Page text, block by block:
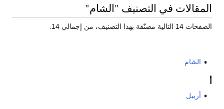
المقالات في التصنيف "الشام"
الصفحات 14 التالية مصنّفة بهذا التصنيف، من إجمالي 14.
الشام
أربيل